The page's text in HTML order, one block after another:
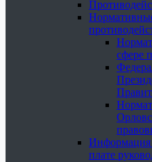
сфере
Информация
плате